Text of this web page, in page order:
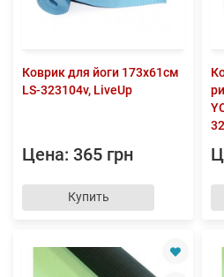
Коврик для йоги 173x61см
LS-323104v, LiveUp
Цена: 365 грн
Купить